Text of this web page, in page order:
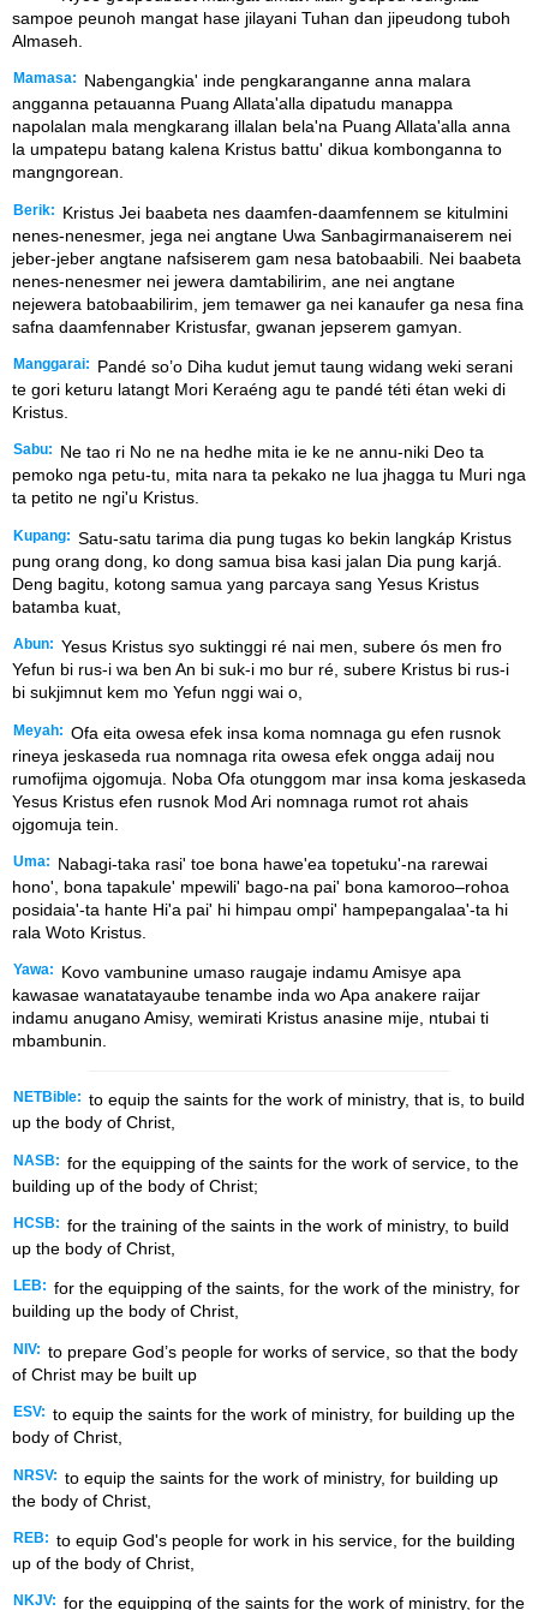
sampoe peunoh mangat hase jilayani Tuhan dan jipeudong tuboh
Almaseh.
Mamasa:
Nabengangkia' inde pengkaranganne anna malara
angganna petauanna Puang Allata'alla dipatudu manappa
napolalan mala mengkarang illalan bela'na Puang Allata'alla anna
la umpatepu batang kalena Kristus battu' dikua kombonganna to
mangngorean.
Berik:
Kristus Jei baabeta nes daamfen-daamfennem se kitulmini
nenes-nenesmer, jega nei angtane Uwa Sanbagirmanaiserem nei
jeber-jeber angtane nafsiserem gam nesa batobaabili. Nei baabeta
nenes-nenesmer nei jewera damtabilirim, ane nei angtane
nejewera batobaabilirim, jem temawer ga nei kanaufer ga nesa fina
safna daamfennaber Kristusfar, gwanan jepserem gamyan.
Manggarai:
Pandé so’o Diha kudut jemut taung widang weki serani
te gori keturu latangt Mori Keraéng agu te pandé téti étan weki di
Kristus.
Sabu:
Ne tao ri No ne na hedhe mita ie ke ne annu-niki Deo ta
pemoko nga petu-tu, mita nara ta pekako ne lua jhagga tu Muri nga
ta petito ne ngi'u Kristus.
Kupang: Satu-satu tarima dia pung tugas ko bekin langkáp Kristus
pung orang dong, ko dong samua bisa kasi jalan Dia pung karjá.
Deng bagitu, kotong samua yang parcaya sang Yesus Kristus
batamba kuat,
Abun: Yesus Kristus syo suktinggi ré nai men, subere ós men fro
Yefun bi rus-i wa ben An bi suk-i mo bur ré, subere Kristus bi rus-i
bi sukjimnut kem mo Yefun nggi wai o,
Meyah: Ofa eita owesa efek insa koma nomnaga gu efen rusnok
rineya jeskaseda rua nomnaga rita owesa efek ongga adaij nou
rumofijma ojgomuja. Noba Ofa otunggom mar insa koma jeskaseda
Yesus Kristus efen rusnok Mod Ari nomnaga rumot rot ahais
ojgomuja tein.
Uma:
Nabagi-taka rasi' toe bona hawe'ea topetuku'-na rarewai
hono', bona tapakule' mpewili' bago-na pai' bona kamoroo–rohoa
posidaia'-ta hante Hi'a pai' hi himpau ompi' hampepangalaa'-ta hi
rala Woto Kristus.
Yawa:
Kovo vambunine umaso raugaje indamu Amisye apa
kawasae wanatatayaube tenambe inda wo Apa anakere raijar
indamu anugano Amisy, wemirati Kristus anasine mije, ntubai ti
mbambunin.
NETBible: to equip the saints for the work of ministry, that is, to build
up the body of Christ,
NASB: for the equipping of the saints for the work of service, to the
building up of the body of Christ;
HCSB: for the training of the saints in the work of ministry, to build
up the body of Christ,
LEB: for the equipping of the saints, for the work of the ministry, for
building up the body of Christ,
NIV: to prepare God’s people for works of service, so that the body
of Christ may be built up
ESV: to equip the saints for the work of ministry, for building up the
body of Christ,
NRSV: to equip the saints for the work of ministry, for building up
the body of Christ,
REB: to equip God's people for work in his service, for the building
up of the body of Christ,
NKJV: for the equipping of the saints for the work of ministry, for the